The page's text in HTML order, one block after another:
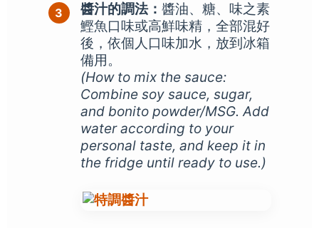
醬汁的調法： 醬油、糖、味之素
鰹魚口味或高鮮味精，全部混好
後，依個人口味加水，放到冰箱
備用。
(How to mix the sauce:
Combine soy sauce, sugar,
and bonito powder/MSG. Add
water according to your
personal taste, and keep it in
the fridge until ready to use.)